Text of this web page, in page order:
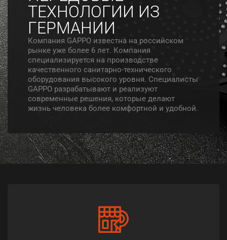
ТЕХНОЛОГИИ ИЗ
ГЕРМАНИИ
Компания GAPPO известна на российском
рынке уже более 6 лет. Компания
специализируется на производстве
качественного санитарно-технического
оборудования высокого уровня. Специалисты
GAPPO разрабатывают и реализуют
современные решения, которые делают
жизнь человека более комфортной и удобной.